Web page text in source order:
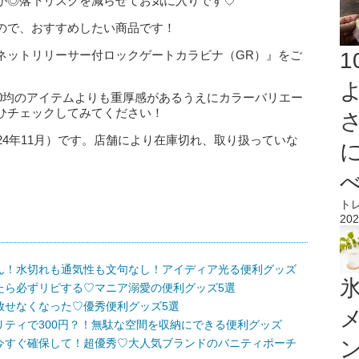
、おすすめしたい商品です！
トリリーサー付ロックゲートカラビナ（GR）』をご
のアイテムよりも重厚感があるうえにカラーバリエー
ェックしてみてください！
11月）です。店舗により在庫切れ、取り扱っていな
水切れも通気性も文句なし！アイディア光る便利グッズ
必ずリピする♡マニア溺愛の便利グッズ5選
なくなった♡優秀便利グッズ5選
ィで300円？！無駄な空間を収納にできる便利グッズ
ぐ確保して！超優秀♡大人気ブランドのバニティポーチ
ト